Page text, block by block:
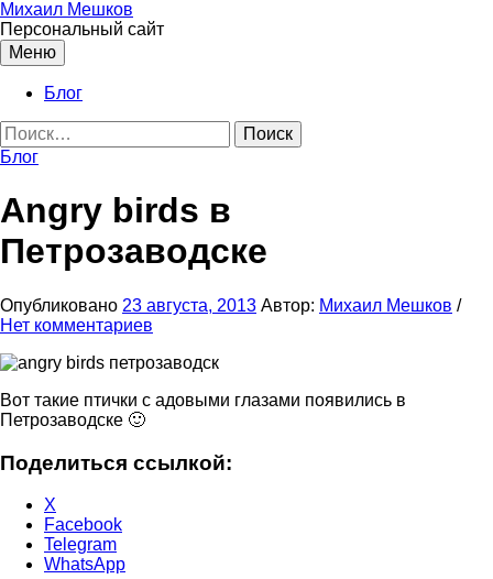
Перейти
к
содержимому
Михаил Мешков
Персональный сайт
Меню
Блог
Найти:
Блог
Angry birds в
Петрозаводске
Опубликовано 23 августа, 2013 Автор: Михаил Мешков /
Нет комментариев
Вот такие птички с адовыми глазами появились в
Петрозаводске 🙂
Поделиться ссылкой:
X
Facebook
Telegram
WhatsApp